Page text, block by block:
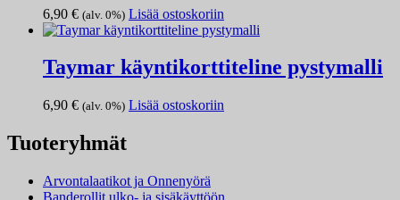
6,90 € (alv. 0%) Lisää ostoskoriin
Taymar käyntikorttiteline pystymalli
6,90 € (alv. 0%) Lisää ostoskoriin
Tuoteryhmät
Arvontalaatikot ja Onnenyörä